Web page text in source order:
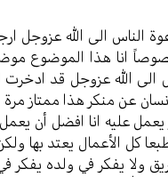
الناس الى الله عزوجل
انا هذا الموضوع
عزوجل قد ادخرت له
عن منكر هذا ممتاز مرة
يعمل عليه انا افضل أن
كل الأعمال يعتد بها
يفكر في ولده يفكر في